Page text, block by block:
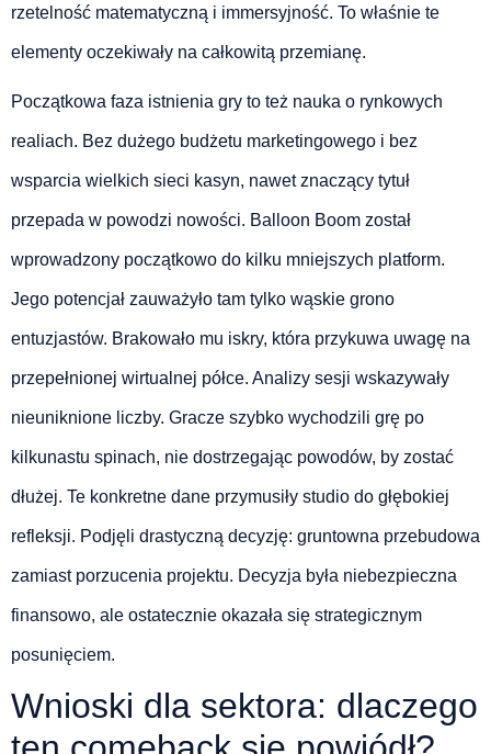
rzetelność matematyczną i immersyjność. To właśnie te
elementy oczekiwały na całkowitą przemianę.
Początkowa faza istnienia gry to też nauka o rynkowych
realiach. Bez dużego budżetu marketingowego i bez
wsparcia wielkich sieci kasyn, nawet znaczący tytuł
przepada w powodzi nowości. Balloon Boom został
wprowadzony początkowo do kilku mniejszych platform.
Jego potencjał zauważyło tam tylko wąskie grono
entuzjastów. Brakowało mu iskry, która przykuwa uwagę na
przepełnionej wirtualnej półce. Analizy sesji wskazywały
nieuniknione liczby. Gracze szybko wychodzili grę po
kilkunastu spinach, nie dostrzegając powodów, by zostać
dłużej. Te konkretne dane przymusiły studio do głębokiej
refleksji. Podjęli drastyczną decyzję: gruntowna przebudowa
zamiast porzucenia projektu. Decyzja była niebezpieczna
finansowo, ale ostatecznie okazała się strategicznym
posunięciem.
Wnioski dla sektora: dlaczego